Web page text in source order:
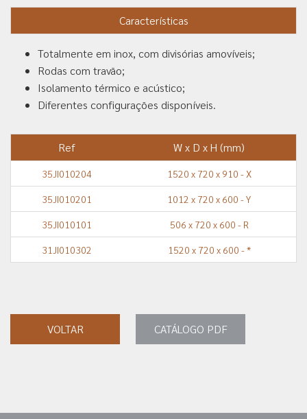
Características
Totalmente em inox, com divisórias amovíveis;
Rodas com travão;
Isolamento térmico e acústico;
Diferentes configurações disponíveis.
Ref W x D x H (mm)
35JI010204 1520 x 720 x 910 - X
35JI010201 1012 x 720 x 600 - Y
35JI010101 506 x 720 x 600 - R
31JI010302 1520 x 720 x 600 - *
VOLTAR CATÁLOGO PDF